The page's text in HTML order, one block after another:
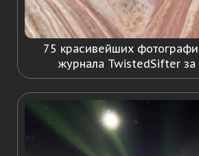
75 красивейших
журнала TwistedSifter за